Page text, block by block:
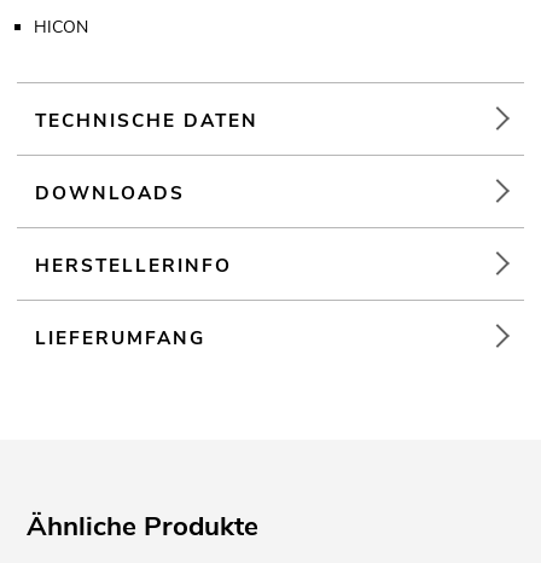
HICON
TECHNISCHE DATEN
DOWNLOADS
HERSTELLERINFO
LIEFERUMFANG
Ähnliche Produkte